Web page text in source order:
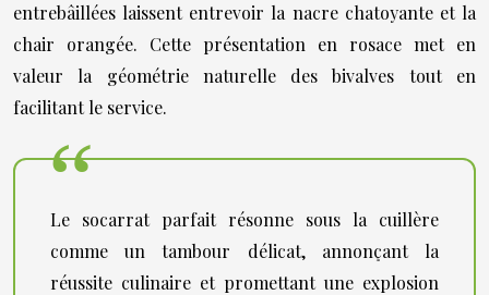
entrebâillées laissent entrevoir la nacre chatoyante et la
chair orangée. Cette présentation en rosace met en
valeur la géométrie naturelle des bivalves tout en
facilitant le service.
Le socarrat parfait résonne sous la cuillère
comme un tambour délicat, annonçant la
réussite culinaire et promettant une explosion